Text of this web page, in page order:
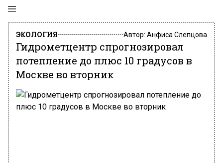
ЭКОЛОГИЯ Автор: Анфиса Слепцова
Гидрометцентр спрогнозировал
потепление до плюс 10 градусов в
Москве во вторник